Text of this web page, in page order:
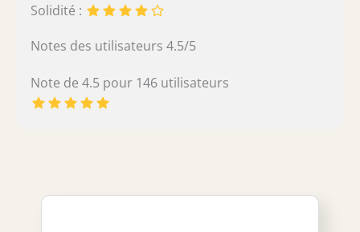
Solidité :
Notes des utilisateurs 4.5/5
Note de 4.5 pour 146 utilisateurs